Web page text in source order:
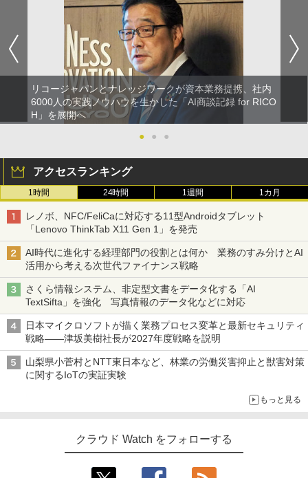
リコージャパンとナレッジワークが資本業務提携、社内
6000人の実践ノウハウを生かした「AI商談記録 for RICO
H」を展開へ
●
● ●
アクセスランキング
1時間 24時間 1週間 1カ月
レノボ、NFC/FeliCaに対応する11型Androidタブレット
「Lenovo ThinkTab X11 Gen 1」を発売
AI時代に進化する経理部門の役割とは何か 業務のすみ分けとAI
活用から考える次世代ファイナンス戦略
さくら情報システム、非定型文書をデータ化する「AI
TextSifta」を強化 写真情報のデータ化などに対応
日本マイクロソフトが描く業務プロセス変革と最新セキュリティ
戦略――津坂美樹社長が2027年度戦略を説明
山梨県小菅村とNTT東日本など、林業の労働災害抑止と獣害対策
に関するIoTの実証実験
もっと見る
クラウド Watch をフォローする